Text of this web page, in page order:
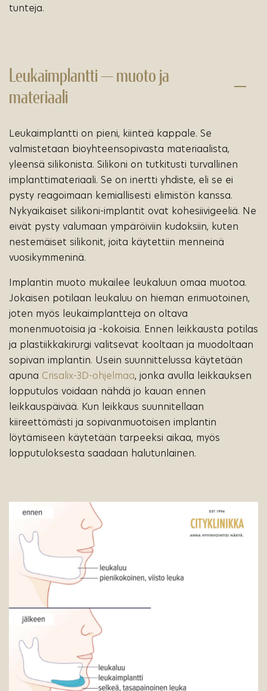
tunteja.
Leukaimplantti — muoto ja
materiaali
Leukaimplantti on pieni, kiinteä kappale. Se
valmistetaan bioyhteensopivasta materiaalista,
yleensä silikonista. Silikoni on tutkitusti turvallinen
implanttimateriaali. Se on inertti yhdiste, eli se ei
pysty reagoimaan kemiallisesti elimistön kanssa.
Nykyaikaiset silikoni-implantit ovat kohesiivigeeliä. Ne
eivät pysty valumaan ympäröiviin kudoksiin, kuten
nestemäiset silikonit, joita käytettiin menneinä
vuosikymmeninä.
Implantin muoto mukailee leukaluun omaa muotoa.
Jokaisen potilaan leukaluu on hieman erimuotoinen,
joten myös leukaimplantteja on oltava
monenmuotoisia ja -kokoisia. Ennen leikkausta potilas
ja plastiikkakirurgi valitsevat kooltaan ja muodoltaan
sopivan implantin. Usein suunnittelussa käytetään
apuna Crisalix-3D-ohjelmaa, jonka avulla leikkauksen
lopputulos voidaan nähdä jo kauan ennen
leikkauspäivää. Kun leikkaus suunnitellaan
kiireettömästi ja sopivanmuotoisen implantin
löytämiseen käytetään tarpeeksi aikaa, myös
lopputuloksesta saadaan halutunlainen.